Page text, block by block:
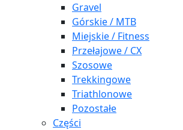
Gravel
Górskie / MTB
Miejskie / Fitness
Przełajowe / CX
Szosowe
Trekkingowe
Triathlonowe
Pozostałe
Części